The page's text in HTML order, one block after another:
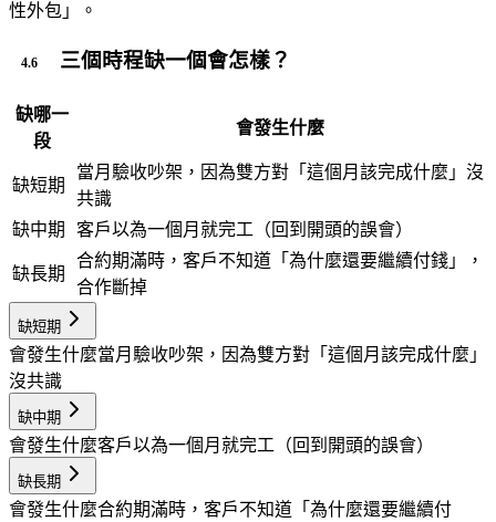
性外包」。
三個時程缺一個會怎樣？
缺哪一
段
會發生什麼
缺短期
當月驗收吵架，因為雙方對「這個月該完成什麼」沒
共識
缺中期
客戶以為一個月就完工（回到開頭的誤會）
缺長期
合約期滿時，客戶不知道「為什麼還要繼續付錢」，
合作斷掉
缺短期
會發生什麼當月驗收吵架，因為雙方對「這個月該完成什麼」
沒共識
缺中期
會發生什麼客戶以為一個月就完工（回到開頭的誤會）
缺長期
會發生什麼合約期滿時，客戶不知道「為什麼還要繼續付